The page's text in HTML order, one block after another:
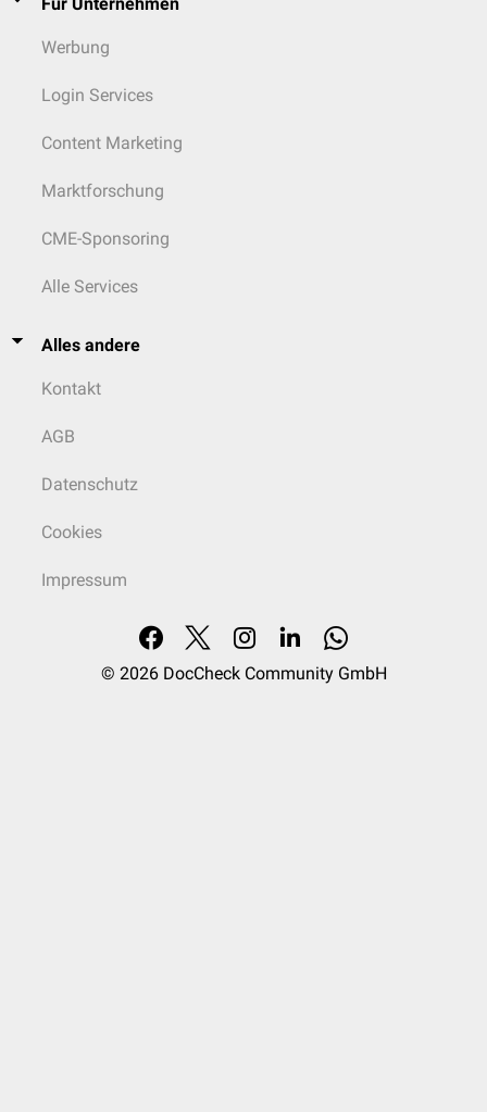
Werbung
Login Services
Content Marketing
Marktforschung
CME-Sponsoring
Alle Services
Alles andere
Kontakt
AGB
Datenschutz
Cookies
Impressum
© 2026 DocCheck Community GmbH